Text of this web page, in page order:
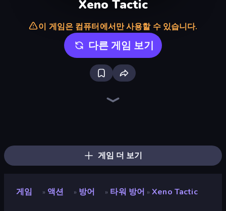
Xeno Tactic
이 게임은 컴퓨터에서만 사용할 수 있습니다.
다른 게임 보기
게임 더 보기
게임 » 액션 » 방어 » 타워 방어 » Xeno Tactic